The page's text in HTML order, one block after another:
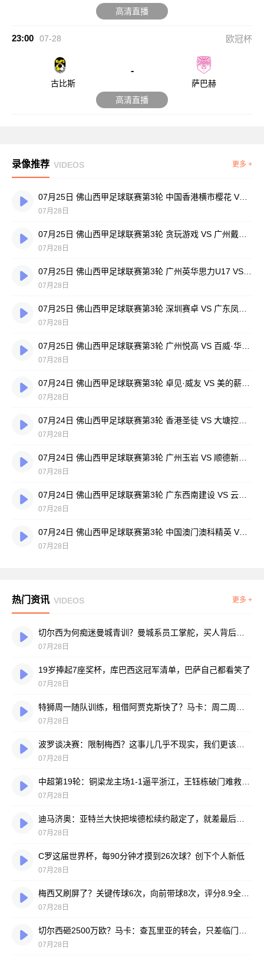
高清直播
23:00 07-28 欧冠杯
古比斯
-
萨巴赫
高清直播
录像推荐 VIDEOS 更多 +
07月25日 佛山西甲足球联赛第3轮 中国香港横市樱花 VS 吉图省实青年 全场录像
07月28日
07月28日
07月28日
07月28日
07月28日
07月28日
07月28日
07月28日
07月28日
07月24日 佛山西甲足球联赛第3轮 中国澳门澳科精英 VS 藝品高國際 全场录像
07月28日
热门资讯 VIDEOS 更多 +
07月28日
19岁捧起7座奖杯，库巴西这冠军清单，巴萨自己都看笑了
07月28日
07月28日
07月28日
07月28日
07月28日
C罗这届世界杯，每90分钟才摸到26次球？创下个人新低
07月28日
07月28日
07月28日